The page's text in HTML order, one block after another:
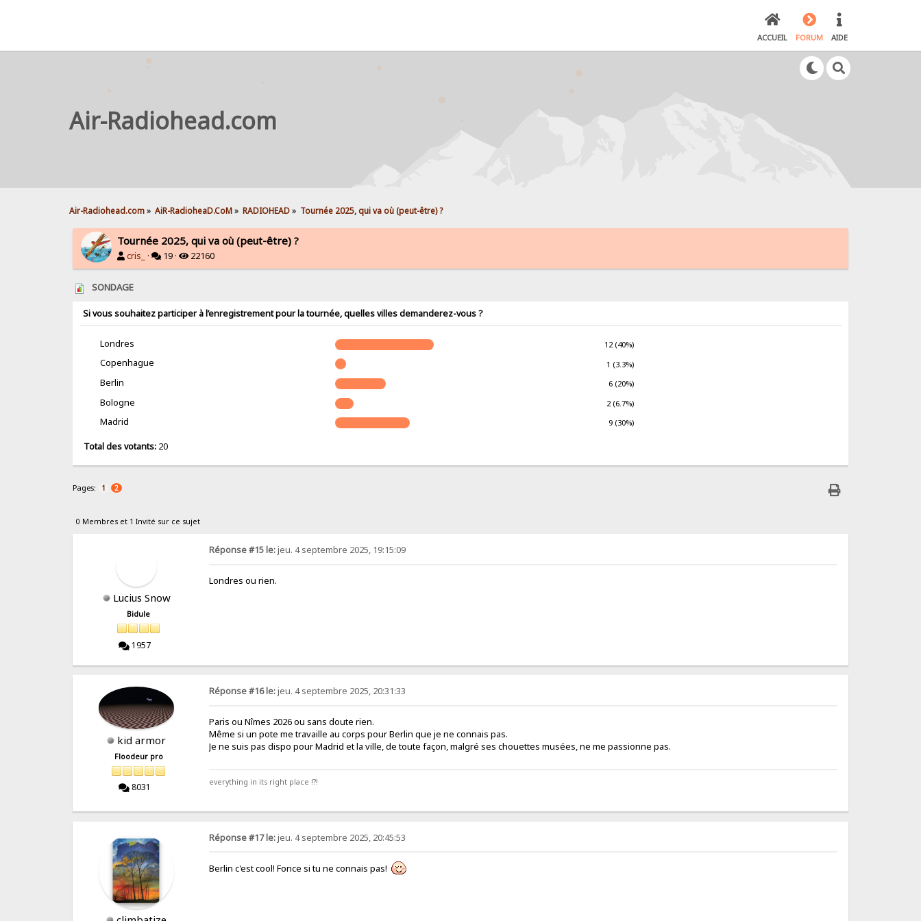
ACCUEIL FORUM AIDE
Air-Radiohead.com
Air-Radiohead.com» AiR-RadioheaD.CoM» RADIOHEAD» Tournée 2025, qui va où (peut-être) ?
Tournée 2025, qui va où (peut-être) ?
cris_ · 19 · 22160
SONDAGE
Si vous souhaitez participer à l’enregistrement pour la tournée, quelles villes demanderez-vous ?
Londres 12 (40%)
Copenhague 1 (3.3%)
Berlin 6 (20%)
Bologne 2 (6.7%)
Madrid 9 (30%)
Total des votants: 20
Pages: 1 2
0 Membres et 1 Invité sur ce sujet
Lucius Snow
Bidule
1957
Réponse #15 le:jeu. 4 septembre 2025, 19:15:09
Londres ou rien.
kid armor
Floodeur pro
8031
Réponse #16 le:jeu. 4 septembre 2025, 20:31:33
Paris ou Nîmes 2026 ou sans doute rien.
Même si un pote me travaille au corps pour Berlin que je ne connais pas.
Je ne suis pas dispo pour Madrid et la ville, de toute façon, malgré ses chouettes musées, ne me passionne pas.
everything in its right place !?!
Réponse #17 le:jeu. 4 septembre 2025, 20:45:53
Berlin c'est cool! Fonce si tu ne connais pas!